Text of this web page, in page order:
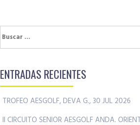
Buscar:
ENTRADAS RECIENTES
TROFEO AESGOLF, DEVA G., 30 JUL 2026
II CIRCUITO SENIOR AESGOLF ANDA.